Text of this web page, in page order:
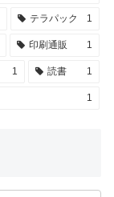
テラパック 1
印刷通販 1
1 読書 1
1